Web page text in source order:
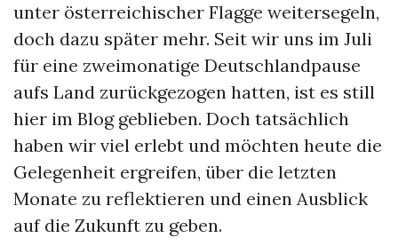
unter österreichischer Flagge weitersegeln,
doch dazu später mehr. Seit wir uns im Juli
für eine zweimonatige Deutschlandpause
aufs Land zurückgezogen hatten, ist es still
hier im Blog geblieben. Doch tatsächlich
haben wir viel erlebt und möchten heute die
Gelegenheit ergreifen, über die letzten
Monate zu reflektieren und einen Ausblick
auf die Zukunft zu geben.